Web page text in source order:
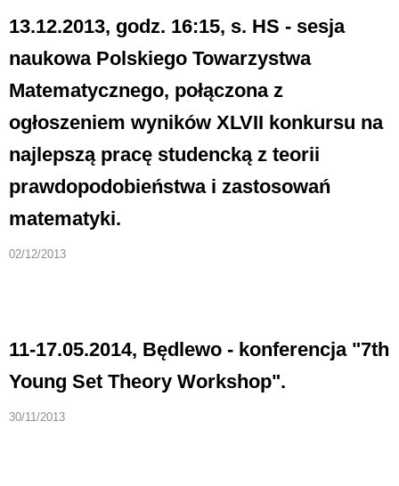
13.12.2013, godz. 16:15, s. HS - sesja
naukowa Polskiego Towarzystwa
Matematycznego, połączona z
ogłoszeniem wyników XLVII konkursu na
najlepszą pracę studencką z teorii
prawdopodobieństwa i zastosowań
matematyki.
02/12/2013
11-17.05.2014, Będlewo - konferencja "7th
Young Set Theory Workshop".
30/11/2013